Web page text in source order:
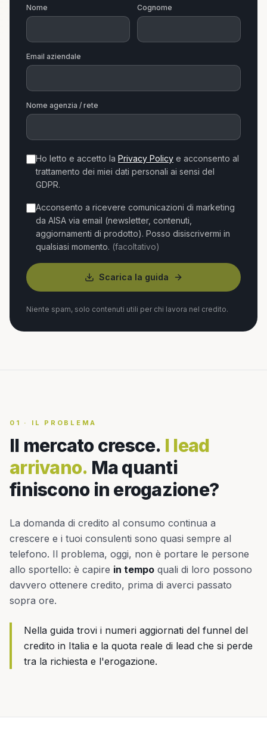
Nome Cognome
Email aziendale
Nome agenzia / rete
Ho letto e accetto la Privacy Policy e acconsento al
trattamento dei miei dati personali ai sensi del
GDPR.
Acconsento a ricevere comunicazioni di marketing
da AISA via email (newsletter, contenuti,
aggiornamenti di prodotto). Posso disiscrivermi in
qualsiasi momento. (facoltativo)
Scarica la guida
Niente spam, solo contenuti utili per chi lavora nel credito.
01 · IL PROBLEMA
Il mercato cresce. I lead
arrivano. Ma quanti
finiscono in erogazione?
La domanda di credito al consumo continua a
crescere e i tuoi consulenti sono quasi sempre al
telefono. Il problema, oggi, non è portare le persone
allo sportello: è capire in tempo quali di loro possono
davvero ottenere credito, prima di averci passato
sopra ore.
Nella guida trovi i numeri aggiornati del funnel del
credito in Italia e la quota reale di lead che si perde
tra la richiesta e l'erogazione.